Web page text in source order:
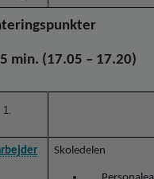
min. (17.05 – 17.20)
Skoledelen